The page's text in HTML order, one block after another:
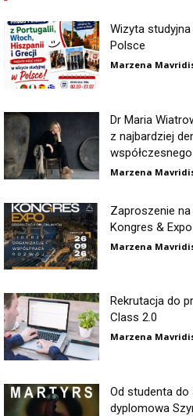
Wizyta
Polsce
Marzena
Dr Maria
z najbardziej
Marzena
Zaproszenie
Kongres &
Marzena
Rekrutacja do
Class 2.0
Marzena
Od studenta do
dyplomowa